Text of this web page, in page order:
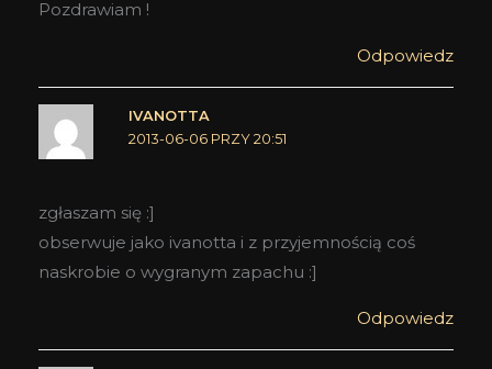
Pozdrawiam !
Odpowiedz
IVANOTTA
2013-06-06 PRZY 20:51
zgłaszam się :]
obserwuje jako ivanotta i z przyjemnością coś
naskrobie o wygranym zapachu :]
Odpowiedz